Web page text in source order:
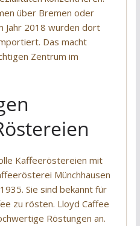
über Bremen oder
Jahr 2018 wurden dort
Das macht
Zentrum im
Kaffeeröstereien mit
Münchhausen
Sie sind bekannt für
zu rösten. Lloyd Caffee
Röstungen an.